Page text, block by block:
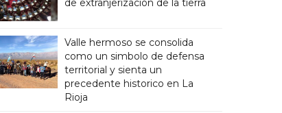
de extranjerización de la tierra
Valle hermoso se consolida
como un simbolo de defensa
territorial y sienta un
precedente historico en La
Rioja